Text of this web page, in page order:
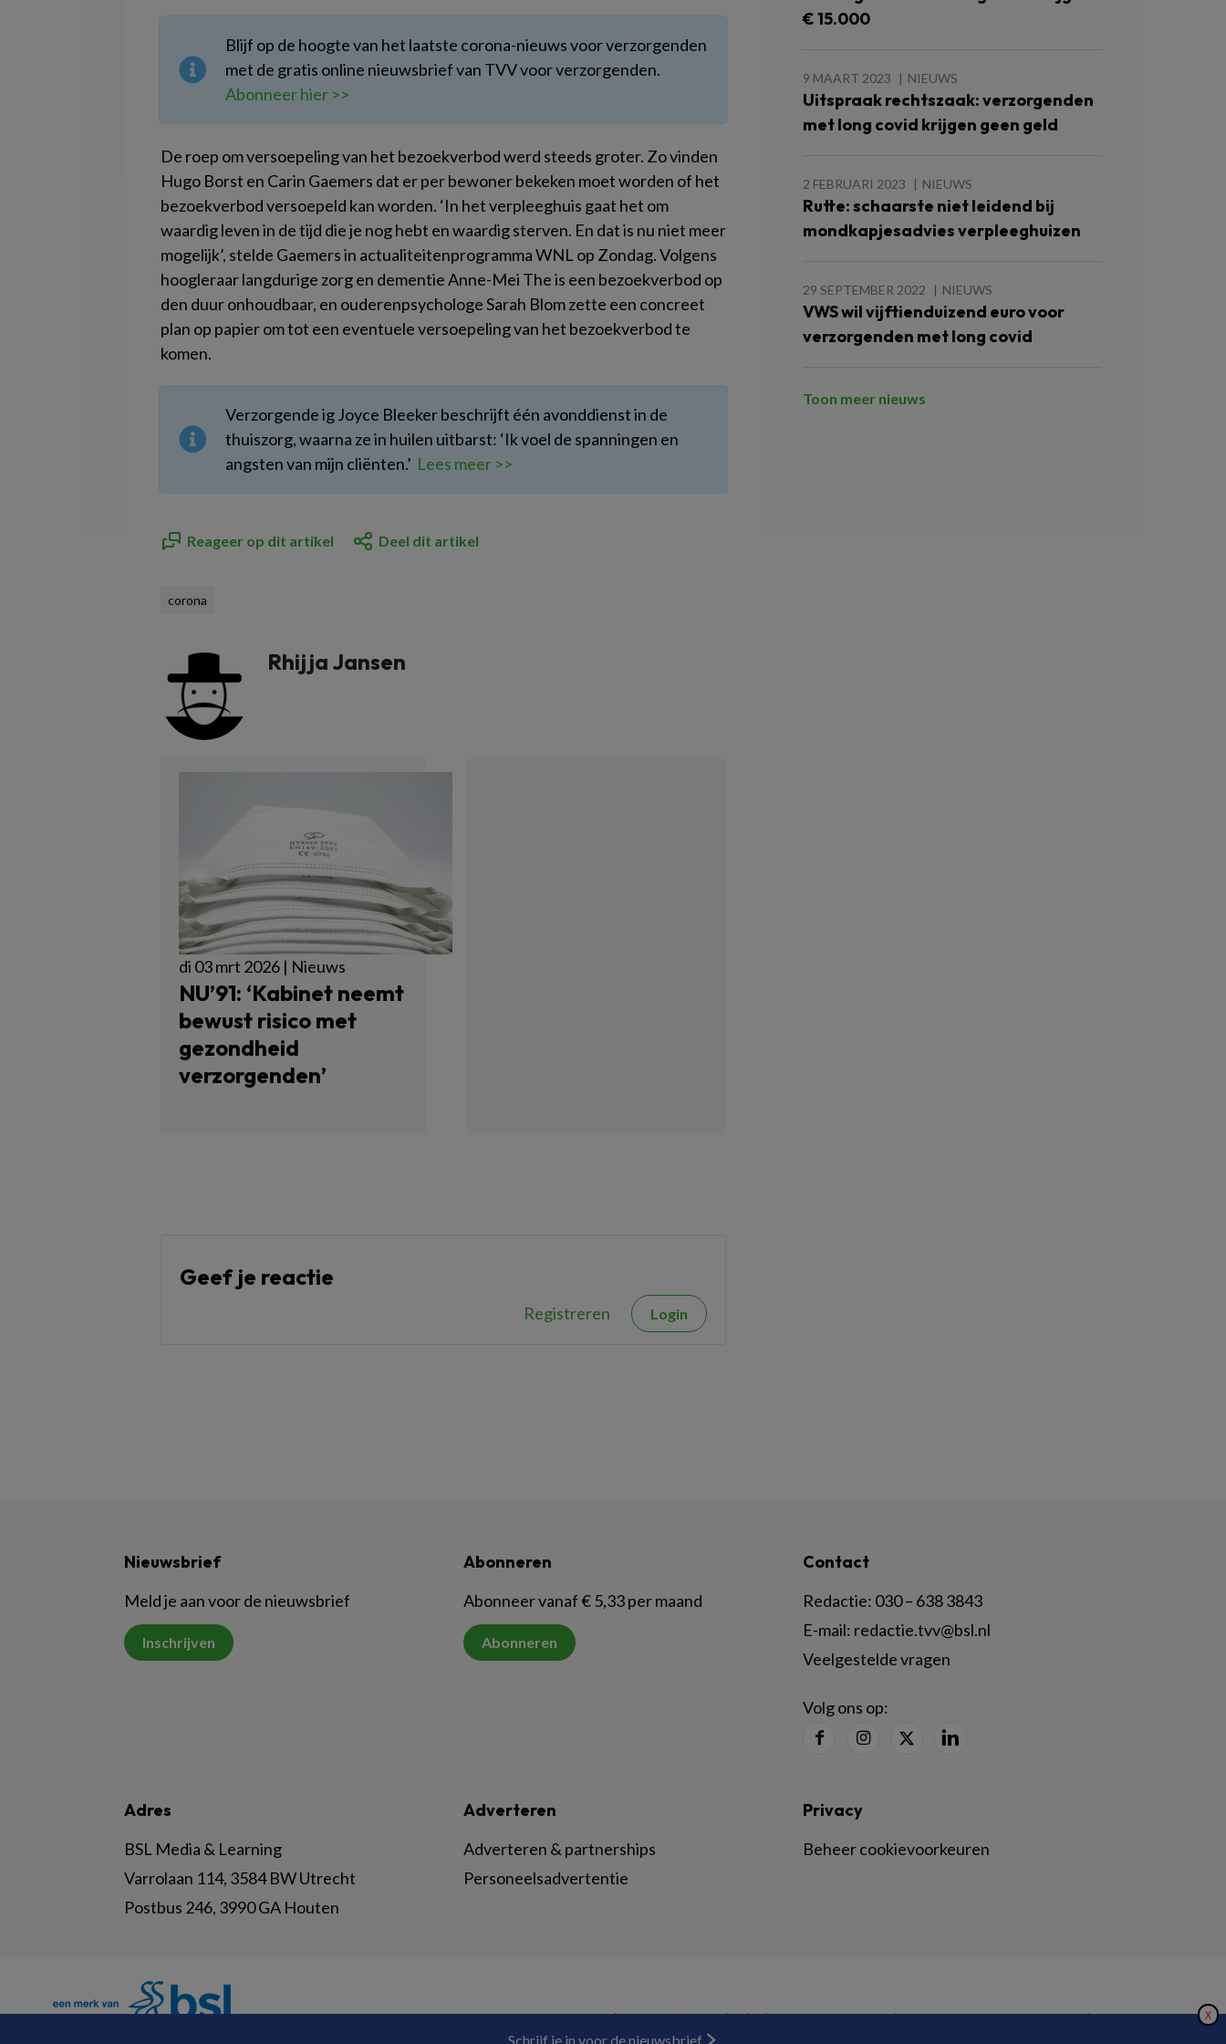
Blijf op de hoogte van het laatste corona-nieuws voor verzorgenden
met de gratis online nieuwsbrief van TVV voor verzorgenden.
Abonneer hier >>
De roep om versoepeling van het bezoekverbod werd steeds groter. Zo vinden
Hugo Borst en Carin Gaemers dat er per bewoner bekeken moet worden of het
bezoekverbod versoepeld kan worden. ‘In het verpleeghuis gaat het om
waardig leven in de tijd die je nog hebt en waardig sterven. En dat is nu niet meer
mogelijk’, stelde Gaemers in actualiteitenprogramma WNL op Zondag. Volgens
hoogleraar langdurige zorg en dementie Anne-Mei The is een bezoekverbod op
den duur onhoudbaar, en ouderenpsychologe Sarah Blom zette een concreet
plan op papier om tot een eventuele versoepeling van het bezoekverbod te
komen.
Verzorgende ig Joyce Bleeker beschrijft één avonddienst in de
thuiszorg, waarna ze in huilen uitbarst: ‘Ik voel de spanningen en
angsten van mijn cliënten.’ Lees meer >>
Reageer op dit artikel Deel dit artikel
corona
Rhijja Jansen
di 03 mrt 2026 | Nieuws
NU’91: ‘Kabinet neemt
bewust risico met
gezondheid
verzorgenden’
Geef je reactie
Registreren Login
€ 15.000
9 MAART 2023 NIEUWS
Uitspraak rechtszaak: verzorgenden
met long covid krijgen geen geld
2 FEBRUARI 2023 NIEUWS
Rutte: schaarste niet leidend bij
mondkapjesadvies verpleeghuizen
29 SEPTEMBER 2022 NIEUWS
VWS wil vijftienduizend euro voor
verzorgenden met long covid
Toon meer nieuws
Nieuwsbrief
Meld je aan voor de nieuwsbrief
Inschrijven
Abonneren
Abonneer vanaf € 5,33 per maand
Abonneren
Contact
Redactie: 030 – 638 3843
E-mail: redactie.tvv@bsl.nl
Veelgestelde vragen
Volg ons op:
Adres
BSL Media & Learning
Varrolaan 114, 3584 BW Utrecht
Postbus 246, 3990 GA Houten
Adverteren
Adverteren & partnerships
Personeelsadvertentie
Privacy
Beheer cookievoorkeuren
© BSL Media & Learning, onderdeel vanSpringer Nature|Privacy Statement|Disclaimer|Voorwaarden X
Schrijf je in voor de nieuwsbrief